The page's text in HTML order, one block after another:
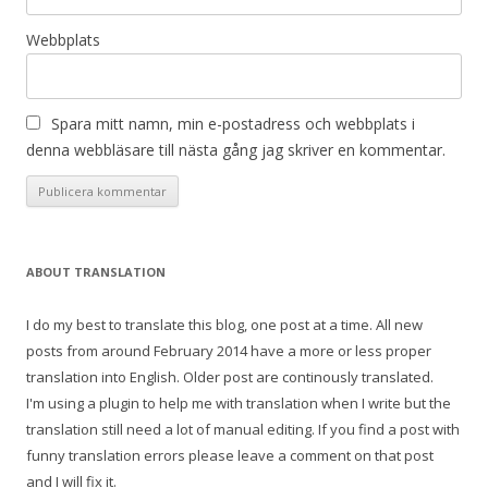
Webbplats
Spara mitt namn, min e-postadress och webbplats i
denna webbläsare till nästa gång jag skriver en kommentar.
ABOUT TRANSLATION
I do my best to translate this blog, one post at a time. All new
posts from around February 2014 have a more or less proper
translation into English. Older post are continously translated.
I'm using a plugin to help me with translation when I write but the
translation still need a lot of manual editing. If you find a post with
funny translation errors please leave a comment on that post
and I will fix it.